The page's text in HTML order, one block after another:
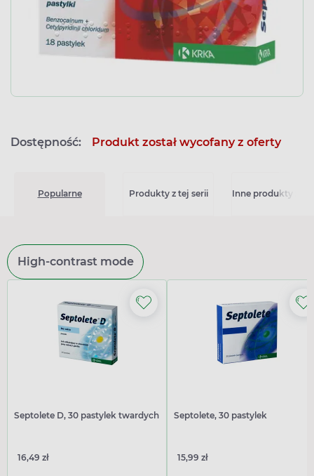
Dostępność: Produkt został wycofany z oferty
Popularne Produkty z tej serii Inne produkty z
High-contrast mode
Septolete D, 30 pastylek twardych
16,49 zł
Septolete, 30 pastylek
15,99 zł